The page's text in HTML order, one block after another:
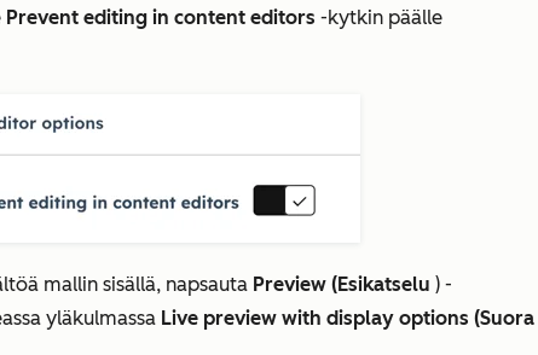
Prevent editing in content editors -kytkin päälle
mallin sisällä, napsauta Preview (Esikatselu ) -
yläkulmassa Live preview with display options (Suora